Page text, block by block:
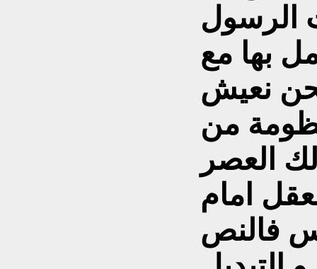
الرسول
بها مع
نعيش
من
العصر
امام
فالنص